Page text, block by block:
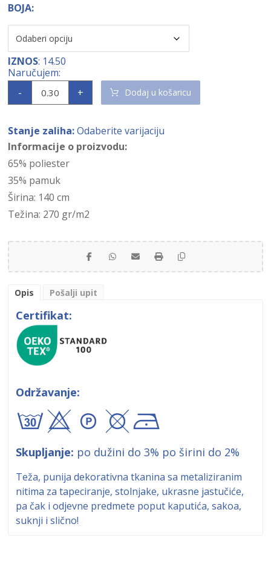
BOJA:
IZNOS: 14.50
- + Dodaj u košaricu
Stanje zaliha: Odaberite varijaciju
Informacije o proizvodu:
65% poliester
35% pamuk
Širina: 140 cm
Težina: 270 gr/m2
Opis Pošalji upit
Certifikat:
Održavanje:
axA\!
Skupljanje: po dužini do 3% po širini do 2%
Teža, punija dekorativna tkanina sa metaliziranim
nitima za tapeciranje, stolnjake, ukrasne jastučiće,
pa čak i odjevne predmete poput kaputića, sakoa,
suknji i slično!